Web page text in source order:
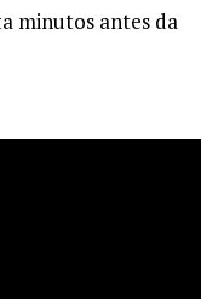
minutos antes da